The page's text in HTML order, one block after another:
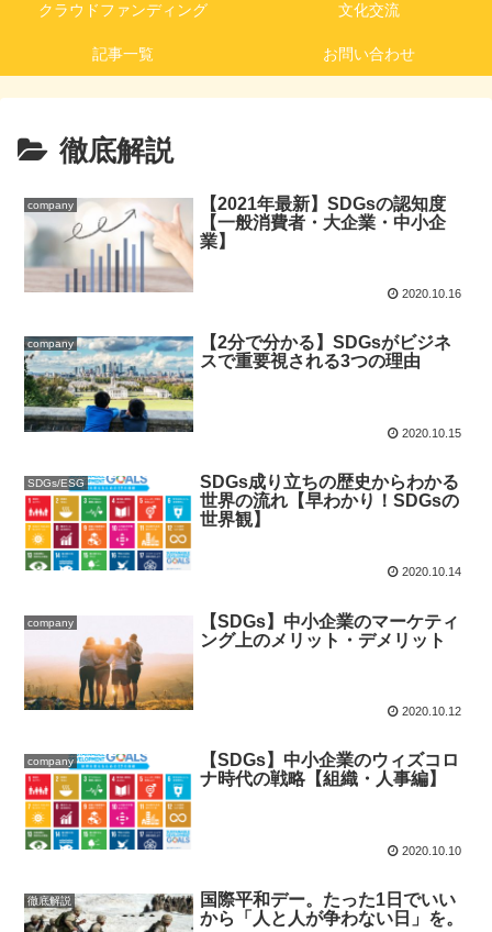
クラウドファンディング 文化交流
記事一覧 お問い合わせ
徹底解説
company
【2021年最新】SDGsの認知度
【一般消費者・大企業・中小企
業】
2020.10.16
company
【2分で分かる】SDGsがビジネ
スで重要視される3つの理由
2020.10.15
SDGs/ESG
SDGs成り立ちの歴史からわかる
世界の流れ【早わかり！SDGsの
世界観】
2020.10.14
company
【SDGs】中小企業のマーケティ
ング上のメリット・デメリット
2020.10.12
company
【SDGs】中小企業のウィズコロ
ナ時代の戦略【組織・人事編】
2020.10.10
徹底解説
国際平和デー。たった1日でいい
から「人と人が争わない日」を。